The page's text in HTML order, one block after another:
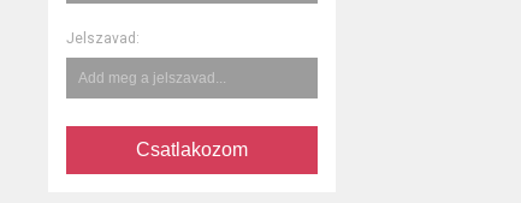
Jelszavad:
Csatlakozom